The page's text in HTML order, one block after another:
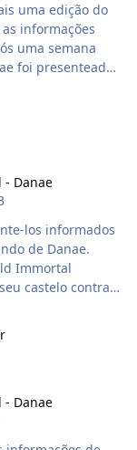
dec…
uma edição do
informações
foi presenteada,
começou Ã s
com a presença
isso ai
Castle War
lutando pelo
(que defendia o
tentavam
- Danae
los informados
de Danae.
Immortal
castelo contra
que
semana. E o
deveriam
o que havia
- Danae